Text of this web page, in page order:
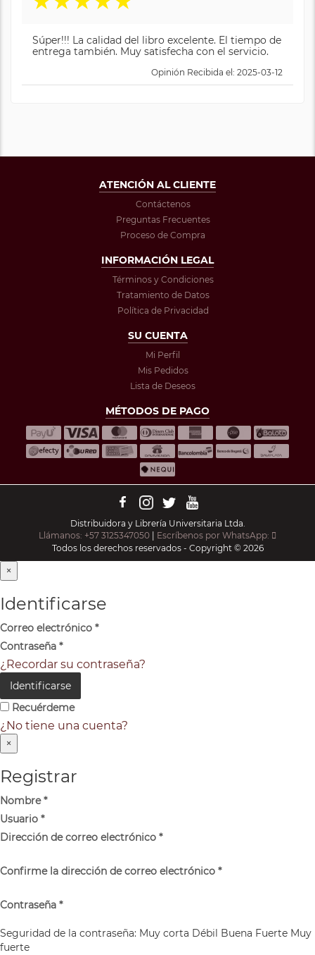
Súper!!! La calidad del libro excelente. El tiempo de
entrega también. Muy satisfecha con el servicio.
Opinión Recibida el: 2025-03-12
ATENCIÓN AL CLIENTE
Contáctenos
Preguntas Frecuentes
Proceso de Compra
INFORMACIÓN LEGAL
Términos y Condiciones
Tratamiento de Datos
Política de Privacidad
SU CUENTA
Mi Perfil
Mis Pedidos
Lista de Deseos
MÉTODOS DE PAGO
Distribuidora y Librería Universitaria Ltda.
Llámanos: +57 3125347050 | Escríbenos por WhatsApp:
Todos los derechos reservados - Copyright © 2026
×
Identificarse
Correo electrónico *
Contraseña *
¿Recordar su contraseña?
Identificarse
Recuérdeme
¿No tiene una cuenta?
×
Registrar
Nombre*
Usuario *
Dirección de correo electrónico *
Confirme la dirección de correo electrónico *
Contraseña *
Seguridad de la contraseña: Muy corta Débil Buena Fuerte Muy
fuerte